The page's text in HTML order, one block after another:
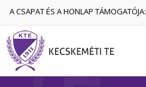
A CSAPAT ÉS A HONLAP TÁMOGATÓJA: